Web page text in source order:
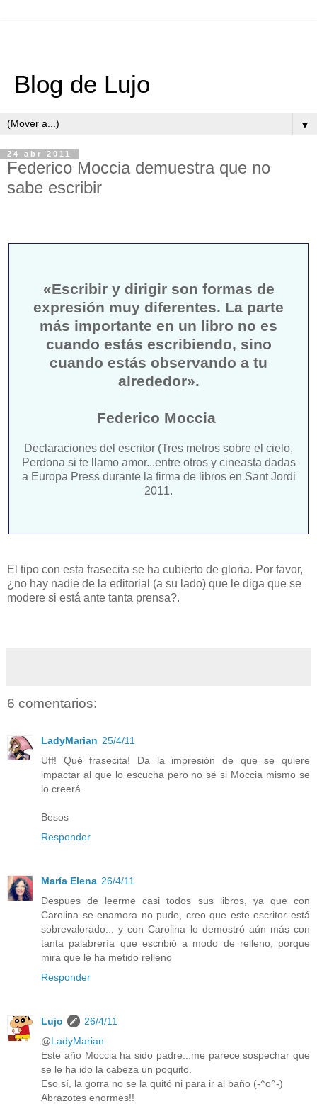
Blog de Lujo
▼
24 abr 2011
Federico Moccia demuestra que no
sabe escribir
«Escribir y dirigir son formas de
expresión muy diferentes. La parte
más importante en un libro no es
cuando estás escribiendo, sino
cuando estás observando a tu
alrededor».
Federico Moccia
Declaraciones del escritor (Tres metros sobre el cielo,
Perdona si te llamo amor...entre otros y cineasta dadas
a Europa Press durante la firma de libros en Sant Jordi
2011.
El tipo con esta frasecita se ha cubierto de gloria. Por favor,
¿no hay nadie de la editorial (a su lado) que le diga que se
modere si está ante tanta prensa?.
6 comentarios:
LadyMarian 25/4/11
Uff! Qué frasecita! Da la impresión de que se quiere
impactar al que lo escucha pero no sé si Moccia mismo se
lo creerá.
Besos
Responder
María Elena 26/4/11
Despues de leerme casi todos sus libros, ya que con
Carolina se enamora no pude, creo que este escritor está
sobrevalorado... y con Carolina lo demostró aún más con
tanta palabrería que escribió a modo de relleno, porque
mira que le ha metido relleno
Responder
Lujo
26/4/11
@LadyMarian
Este año Moccia ha sido padre...me parece sospechar que
se le ha ido la cabeza un poquito.
Eso sí, la gorra no se la quitó ni para ir al baño (-^o^-)
Abrazotes enormes!!